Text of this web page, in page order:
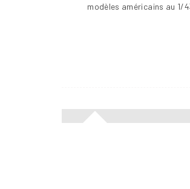
modèles américains au 1/